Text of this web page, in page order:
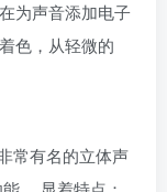
为声音添加电子
色，从轻微的
常有名的立体声